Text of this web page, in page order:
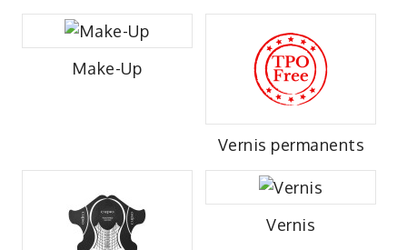
Make-Up
Vernis permanents
Vernis